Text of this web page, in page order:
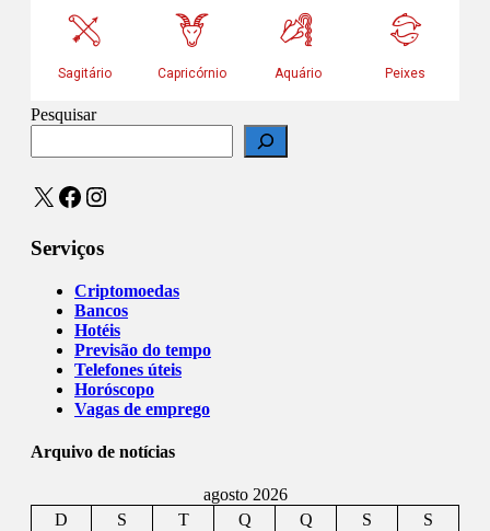
Pesquisar
X Facebook
Instagram
Serviços
Criptomoedas
Bancos
Hotéis
Previsão do tempo
Telefones úteis
Horóscopo
Vagas de emprego
Arquivo de notícias
agosto 2026
D
S T Q Q S
S